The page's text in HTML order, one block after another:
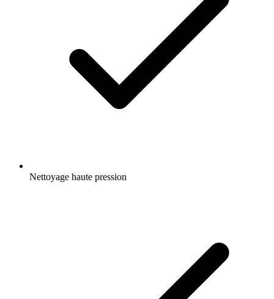
Nettoyage haute pression